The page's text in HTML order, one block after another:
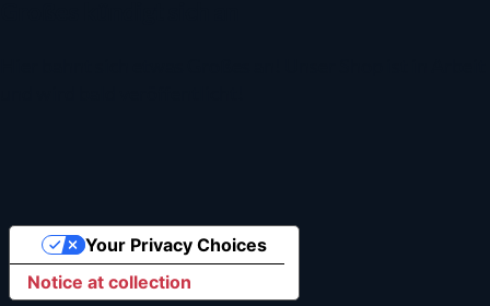
Notice at collection
Your Privacy Choices